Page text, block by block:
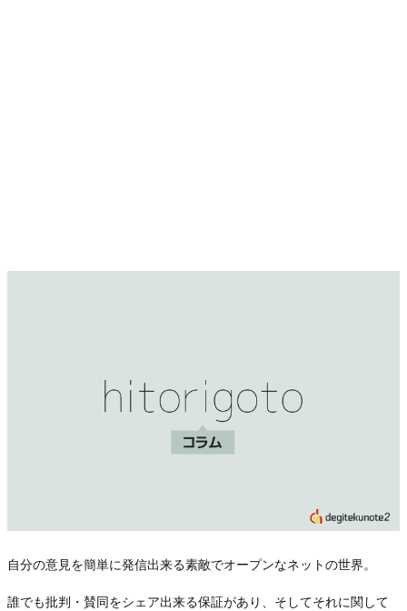
自分の意見を簡単に発信出来る素敵でオープンなネットの世界。
誰でも批判・賛同をシェア出来る保証があり、そしてそれに関して